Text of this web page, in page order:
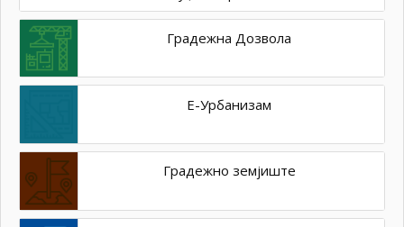
Градежна Дозвола
Е-Урбанизам
Градежно земјиште